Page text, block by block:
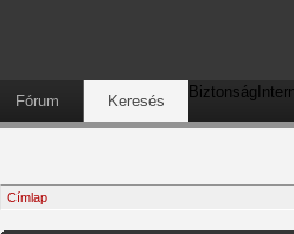
Fórum Keresés
Biztonság
Címlap